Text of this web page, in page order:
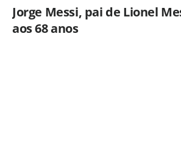
Jorge Messi, pai de Lionel
aos 68 anos